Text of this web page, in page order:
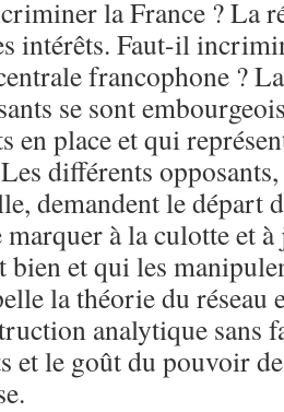
la France ? La
intérêts. Faut-il
francophone ?
se sont
en place et qui
différents
demandent le départ
marquer à la culotte et
bien et qui les
la théorie du réseau
analytique sans
et le goût du pouvoir